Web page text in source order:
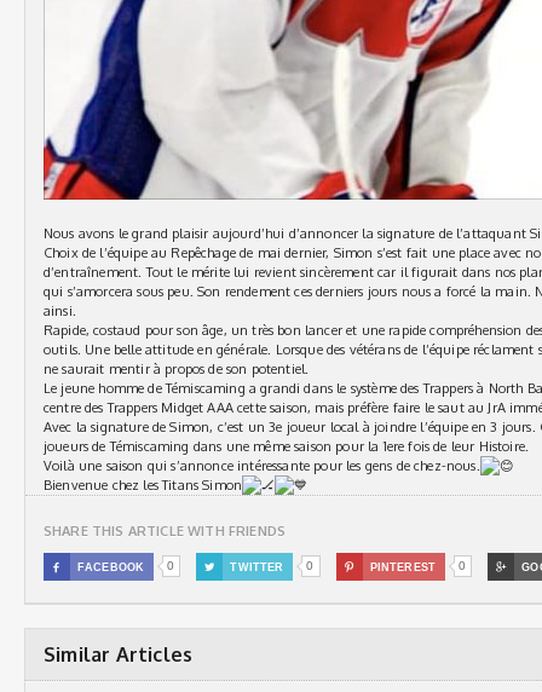
Nous avons le grand plaisir aujourd’hui d’annoncer la signature de l’attaquant
Choix de l’équipe au Repêchage de mai dernier, Simon s’est fait une place avec
d’entraînement. Tout le mérite lui revient sincèrement car il figurait dans nos
qui s’amorcera sous peu. Son rendement ces derniers jours nous a forcé la main.
ainsi.
Rapide, costaud pour son âge, un très bon lancer et une rapide compréhension
outils. Une belle attitude en générale. Lorsque des vétérans de l’équipe
ne saurait mentir à propos de son potentiel.
Le jeune homme de Témiscaming a grandi dans le système des Trappers à North
centre des Trappers Midget AAA cette saison, mais préfère faire le saut au JrA
Avec la signature de Simon, c’est un 3e joueur local à joindre l’équipe en 3
joueurs de Témiscaming dans une même saison pour la 1ere fois de leur Histoire.
Voilà une saison qui s’annonce intéressante pour les gens de chez-nous.
Bienvenue chez les Titans Simon
SHARE THIS ARTICLE WITH FRIENDS
 FACEBOOK 0  TWITTER 0  PINTEREST 0 
Similar Articles